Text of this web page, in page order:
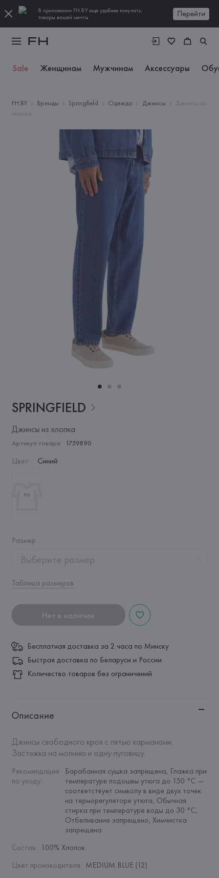
В приложении FH.BY еще удобнее покупать
товары вашей мечты
Перейти
Sale Женщинам Мужчинам Аксессуары
FH.BY Бренды Springfield Одежда Джинсы
Джинсы из
хлопка
SPRINGFIELD
Джинсы из хлопка
Артикул товара: 1759890
Цвет: Синий
Размер:
Выберите размер
Таблица размеров
Нет в наличии
Бесплатная доставка за 2 часа по Минску
Быстрая доставка по Беларуси и России
Количество товаров без ограничений
Описание
Джинсы свободного кроя с пятью карманами.
Застежка на молнию и одну пуговицу.
Рекомендация
по уходу:
Барабанная сушка запрещена, Глажка при
температуре подошвы утюга до 150 °C —
соответствует символу в виде двух точек
на терморегуляторе утюга, Обычная
стирка при температуре воды до 30 °C,
Отбеливание запрещено, Химчистка
запрещена
Состав: 100% Хлопок
Цвет производителя: MEDIUM BLUE (12)